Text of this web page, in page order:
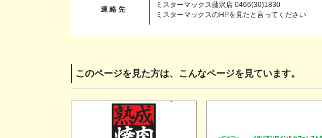
連 絡 先
ミスターマックス藤沢店 0466(30)1830
ミスターマックスのHPを見たと言ってください
このページを見た方は、こんなページを見ています。